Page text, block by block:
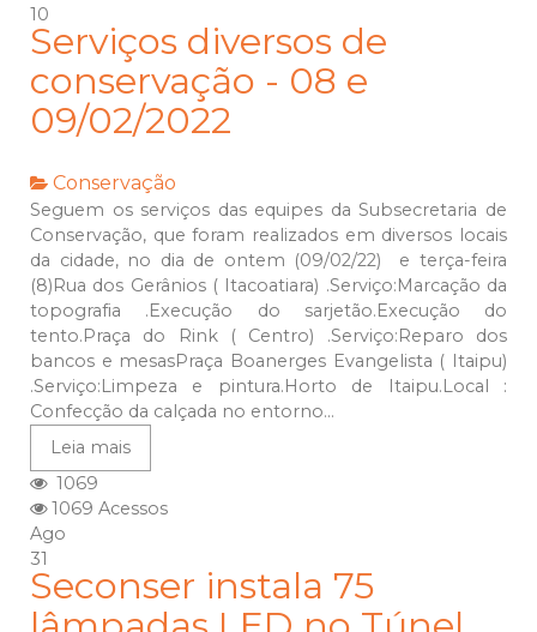
10
Serviços diversos de
conservação - 08 e
09/02/2022
Conservação
Seguem os serviços das equipes da Subsecretaria de
Conservação, que foram realizados em diversos locais
da cidade, no dia de ontem (09/02/22) e terça-feira
(8)Rua dos Gerânios ( Itacoatiara) .Serviço:Marcação da
topografia .Execução do sarjetão.Execução do
tento.Praça do Rink ( Centro) .Serviço:Reparo dos
bancos e mesasPraça Boanerges Evangelista ( Itaipu)
.Serviço:Limpeza e pintura.Horto de Itaipu.Local :
Confecção da calçada no entorno...
Leia mais
1069
1069 Acessos
Ago
31
Seconser instala 75